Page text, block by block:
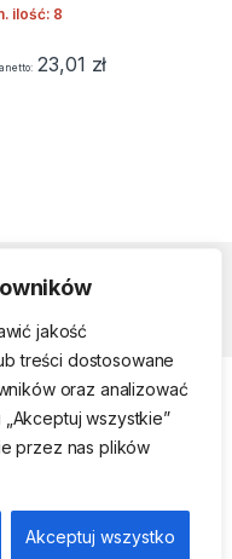
jakość
treści dostosowane
oraz analizować
wszystkie”
przez nas plików
Akceptuj wszystko
ilość: 8
netto 23,01 zł
509